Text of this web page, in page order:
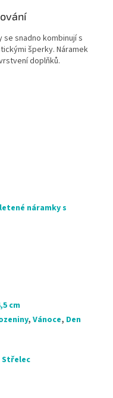
se snadno kombinují s
šperky. Náramek
doplňků.
náramky s
cm
, Vánoce, Den
Střelec